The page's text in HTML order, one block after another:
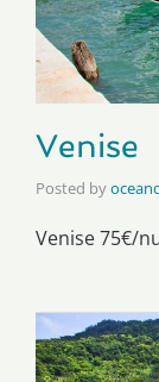
Venise
Posted by
Venise 75€/